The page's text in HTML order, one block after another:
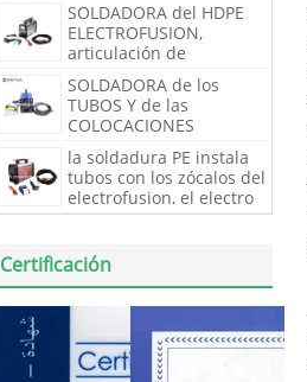
SOLDADORA del HDPE
ELECTROFUSION,
articulación de
Electrofusion de los
tubos de (PE) del
polietileno,
SOLDADORA de los
TUBOS Y de las
COLOCACIONES
ELECTROFUSION del
HDPE, electro
articulación de la fusión
de los tubos de (PE) del
la soldadura PE instala
tubos con los zócalos del
electrofusion, el electro
equipo de la fusión del
electrofusion y
Certificación